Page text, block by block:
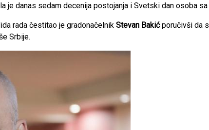
je danas sedam decenija postojanja i Svetski dan osoba
rada čestitao je gradonačelnik Stevan Bakićporučivši da
Srbije.